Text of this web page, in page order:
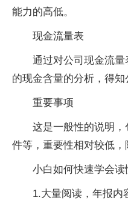
能力的高低。
现金流量表
通过对公司现金流
的现金含量的分析，得知
重要事项
这是一般性的说明
件等，重要性相对较低，
小白如何快速学会读
1.大量阅读，年报内